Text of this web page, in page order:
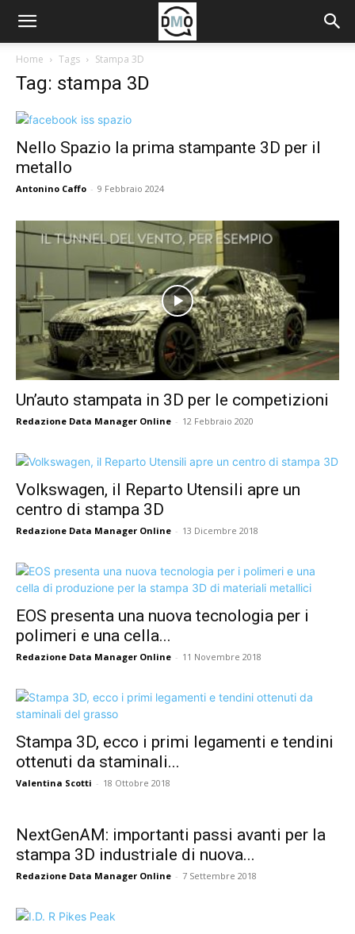
Home Tags Stampa 3D
Tag: stampa 3D
Nello Spazio la prima stampante 3D per il
metallo
Antonino Caffo - 9 Febbraio 2024
Un’auto stampata in 3D per le competizioni
Redazione Data Manager Online - 12 Febbraio 2020
Volkswagen, il Reparto Utensili apre un
centro di stampa 3D
Redazione Data Manager Online - 13 Dicembre 2018
EOS presenta una nuova tecnologia per i
polimeri e una cella...
Redazione Data Manager Online - 11 Novembre 2018
Stampa 3D, ecco i primi legamenti e tendini
ottenuti da staminali...
Valentina Scotti - 18 Ottobre 2018
NextGenAM: importanti passi avanti per la
stampa 3D industriale di nuova...
Redazione Data Manager Online - 7 Settembre 2018